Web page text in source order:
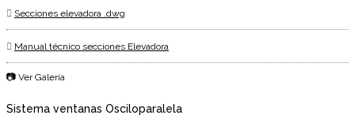
Secciones elevadora .dwg
Manual técnico secciones Elevadora
📷 Ver Galería
Sistema ventanas Osciloparalela